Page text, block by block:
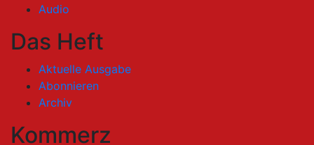
Audio
Das Heft
Aktuelle Ausgabe
Abonnieren
Archiv
Kommerz